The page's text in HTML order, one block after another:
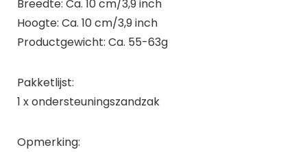
Breedte: Ca. 10 cm/3,9 inch
Hoogte: Ca. 10 cm/3,9 inch
Productgewicht: Ca. 55-63g
Pakketlijst:
1 x ondersteuningszandzak
Opmerking: